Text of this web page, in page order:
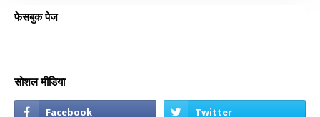
फेसबुक पेज
सोशल मीडिया